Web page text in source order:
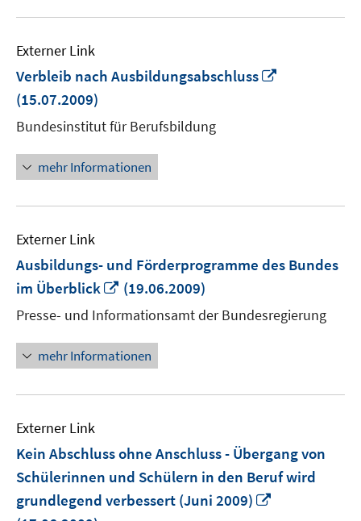
Externer Link
Verbleib nach Ausbildungsabschluss
(15.07.2009)
Bundesinstitut für Berufsbildung
mehr Informationen
Externer Link
Ausbildungs- und Förderprogramme des Bundes
im Überblick
In
neuem
Fenster
öffnen
(19.06.2009)
Presse- und Informationsamt der Bundesregierung
mehr Informationen
Externer Link
Kein Abschluss ohne Anschluss - Übergang von
Schülerinnen und Schülern in den Beruf wird
grundlegend verbessert (Juni 2009)